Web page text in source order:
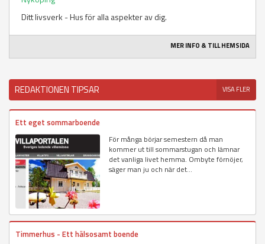
Ditt livsverk - Hus för alla aspekter av dig.
MER INFO & TILL HEMSIDA
REDAKTIONEN TIPSAR VISA FLER
Ett eget sommarboende
För många börjar semestern då man
kommer ut till sommarstugan och lämnar
det vanliga livet hemma. Ombyte förnöjer,
säger man ju och när det...
Timmerhus - Ett hälsosamt boende